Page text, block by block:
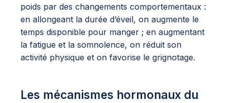
poids par des changements comportementaux :
en allongeant la durée d’éveil, on augmente le
temps disponible pour manger ; en augmentant
la fatigue et la somnolence, on réduit son
activité physique et on favorise le grignotage.
Les mécanismes hormonaux du